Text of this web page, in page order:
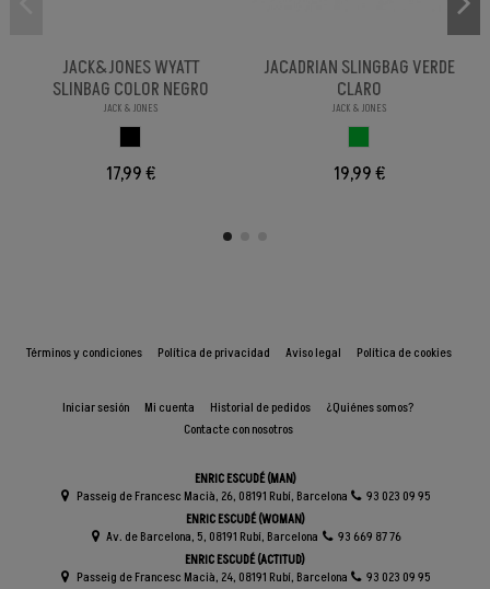
JACK&JONES WYATT
SLINBAG COLOR NEGRO
JACK & JONES
17,99 €
JACADRIAN SLINGBAG VERDE
CLARO
JACK & JONES
19,99 €
Términos y condiciones Política de privacidad Aviso legal Política de cookies
Iniciar sesión Mi cuenta Historial de pedidos
¿Quiénes somos?
Contacte con nosotros
ENRIC ESCUDÉ (MAN)
Passeig de Francesc Macià, 26, 08191 Rubí, Barcelona
93 023 09 95
ENRIC ESCUDÉ (WOMAN)
Av. de Barcelona, 5, 08191 Rubí, Barcelona
93 669 87 76
ENRIC ESCUDÉ (ACTITUD)
Passeig de Francesc Macià, 24, 08191 Rubí, Barcelona
93 023 09 95